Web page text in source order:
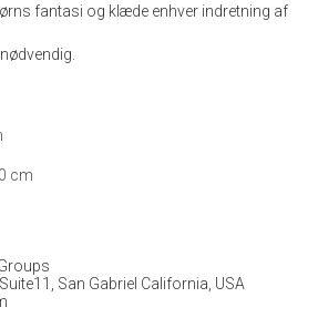
fantasi og klæde enhver indretning af
cm
San Gabriel California, USA